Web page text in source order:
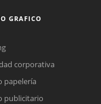
GRAFICO
corporativa
papelería
publicitario